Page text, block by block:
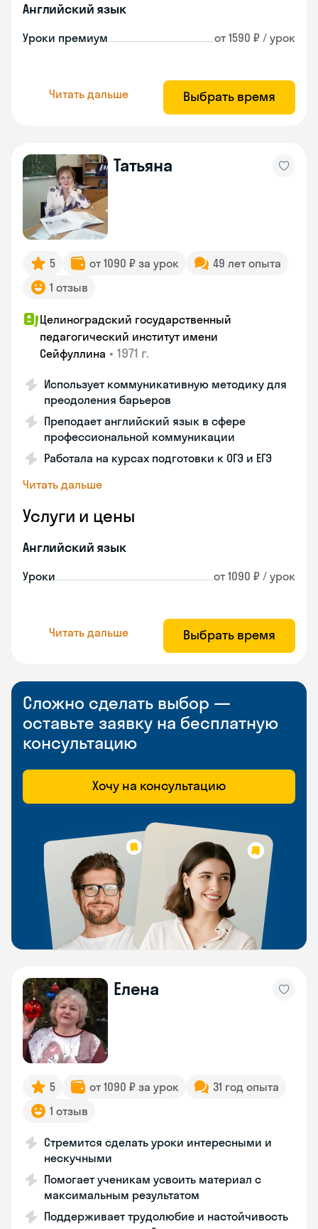
Английский язык
Уроки премиум от 1590 ₽ / урок
Читать дальше Выбрать время
Татьяна
5 от 1090 ₽ за урок
49 лет опыта
1 отзыв
Целиноградский государственный
педагогический институт имени
Сейфуллина • 1971 г.
Использует коммуникативную методику для
преодоления барьеров
Преподает английский язык в сфере
профессиональной коммуникации
Работала на курсах подготовки к ОГЭ и ЕГЭ
Читать дальше
Услуги и цены
Английский язык
Уроки от 1090 ₽ / урок
Читать дальше Выбрать время
Сложно сделать выбор —
оставьте заявку на бесплатную
консультацию
Хочу на консультацию
Елена
5 от 1090 ₽ за урок
31 год опыта
1 отзыв
Стремится сделать уроки интересными и
нескучными
Помогает ученикам усвоить материал с
максимальным результатом
Поддерживает трудолюбие и настойчивость